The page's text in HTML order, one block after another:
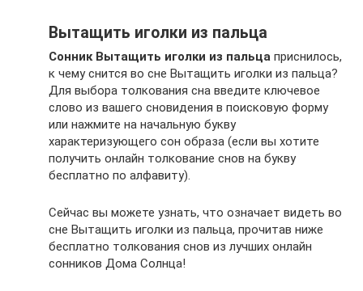
Вытащить иголки из пальца
Сонник Вытащить иголки из пальца приснилось,
к чему снится во сне Вытащить иголки из пальца?
Для выбора толкования сна введите ключевое
слово из вашего сновидения в поисковую форму
или нажмите на начальную букву
характеризующего сон образа (если вы хотите
получить онлайн толкование снов на букву
бесплатно по алфавиту).
Сейчас вы можете узнать, что означает видеть во
сне Вытащить иголки из пальца, прочитав ниже
бесплатно толкования снов из лучших онлайн
сонников Дома Солнца!